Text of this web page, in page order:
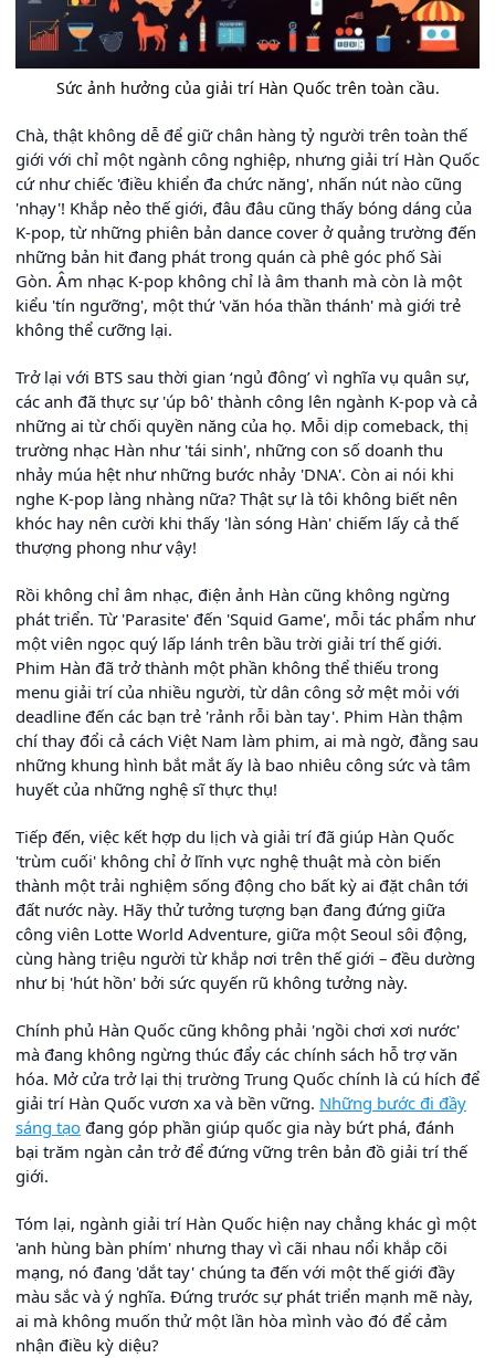
Sức ảnh hưởng của giải trí Hàn Quốc trên toàn cầu.
Chà, thật không dễ để giữ chân hàng tỷ người trên toàn thế
giới với chỉ một ngành công nghiệp, nhưng giải trí Hàn Quốc
cứ như chiếc 'điều khiển đa chức năng', nhấn nút nào cũng
'nhạy'! Khắp nẻo thế giới, đâu đâu cũng thấy bóng dáng của
K-pop, từ những phiên bản dance cover ở quảng trường đến
những bản hit đang phát trong quán cà phê góc phố Sài
Gòn. Âm nhạc K-pop không chỉ là âm thanh mà còn là một
kiểu 'tín ngưỡng', một thứ 'văn hóa thần thánh' mà giới trẻ
không thể cưỡng lại.
Trở lại với BTS sau thời gian ‘ngủ đông’ vì nghĩa vụ quân sự,
các anh đã thực sự 'úp bô' thành công lên ngành K-pop và cả
những ai từ chối quyền năng của họ. Mỗi dịp comeback, thị
trường nhạc Hàn như 'tái sinh', những con số doanh thu
nhảy múa hệt như những bước nhảy 'DNA'. Còn ai nói khi
nghe K-pop làng nhàng nữa? Thật sự là tôi không biết nên
khóc hay nên cười khi thấy 'làn sóng Hàn' chiếm lấy cả thế
thượng phong như vậy!
Rồi không chỉ âm nhạc, điện ảnh Hàn cũng không ngừng
phát triển. Từ 'Parasite' đến 'Squid Game', mỗi tác phẩm như
một viên ngọc quý lấp lánh trên bầu trời giải trí thế giới.
Phim Hàn đã trở thành một phần không thể thiếu trong
menu giải trí của nhiều người, từ dân công sở mệt mỏi với
deadline đến các bạn trẻ 'rảnh rỗi bàn tay'. Phim Hàn thậm
chí thay đổi cả cách Việt Nam làm phim, ai mà ngờ, đằng sau
những khung hình bắt mắt ấy là bao nhiêu công sức và tâm
huyết của những nghệ sĩ thực thụ!
Tiếp đến, việc kết hợp du lịch và giải trí đã giúp Hàn Quốc
'trùm cuối' không chỉ ở lĩnh vực nghệ thuật mà còn biến
thành một trải nghiệm sống động cho bất kỳ ai đặt chân tới
đất nước này. Hãy thử tưởng tượng bạn đang đứng giữa
công viên Lotte World Adventure, giữa một Seoul sôi động,
cùng hàng triệu người từ khắp nơi trên thế giới – đều dường
như bị 'hút hồn' bởi sức quyến rũ không tưởng này.
Chính phủ Hàn Quốc cũng không phải 'ngồi chơi xơi nước'
mà đang không ngừng thúc đẩy các chính sách hỗ trợ văn
hóa. Mở cửa trở lại thị trường Trung Quốc chính là cú hích để
giải trí Hàn Quốc vươn xa và bền vững. Những bước đi đầy
sáng tạo đang góp phần giúp quốc gia này bứt phá, đánh
bại trăm ngàn cản trở để đứng vững trên bản đồ giải trí thế
giới.
Tóm lại, ngành giải trí Hàn Quốc hiện nay chẳng khác gì một
'anh hùng bàn phím' nhưng thay vì cãi nhau nổi khắp cõi
mạng, nó đang 'dắt tay' chúng ta đến với một thế giới đầy
màu sắc và ý nghĩa. Đứng trước sự phát triển mạnh mẽ này,
ai mà không muốn thử một lần hòa mình vào đó để cảm
nhận điều kỳ diệu?